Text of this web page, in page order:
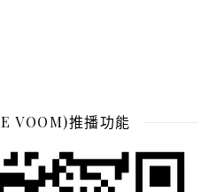
VOOM)推播功能